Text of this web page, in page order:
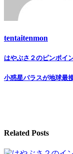
tentaitenmon
Post
navigation
はやぶさ２のピンポイ
小惑星パラスが地球最
Related Posts